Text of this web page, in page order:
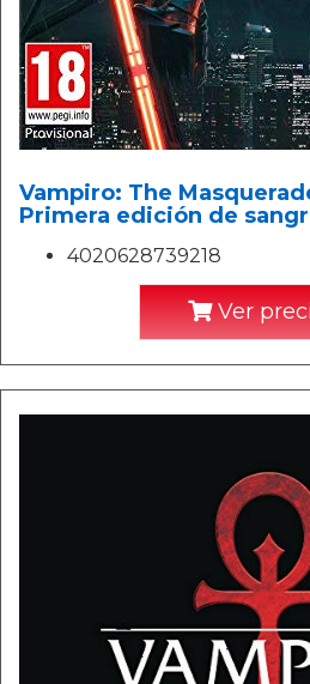
Vampiro: The
Primera edición de
4020628739218
Ver